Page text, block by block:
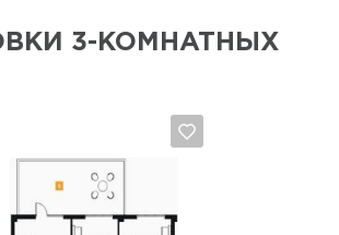
3-КОМНАТНЫХ